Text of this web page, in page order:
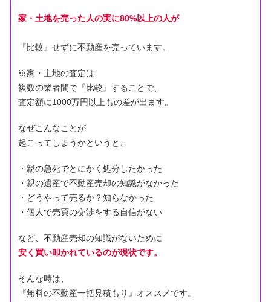
家・土地を売った人の実に80%以上の人が
『比較』せずに不動産を売っています。
※家・土地の査定は
複数の業者間で『比較』することで、
査定額に1000万円以上もの差が出ます。
なぜこんなことが
起こってしまうかというと、
・親の急死でとにかく処分したかった
・親の遺産で不動産売却の知識がなかった
・どうやって売るか？知らなかった
・個人で売買の交渉をする自信がない
など、不動産売却の知識がないために
安く買い叩かれているのが現状です。
そんな時は、
『無料の不動産一括見積もり』オススメです。